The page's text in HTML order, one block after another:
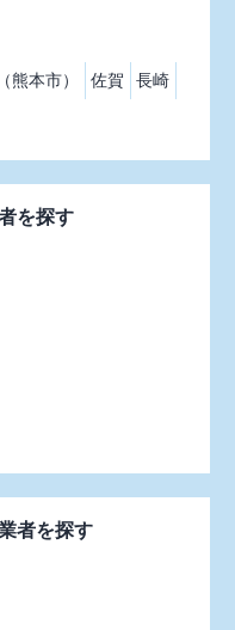
熊本市） 佐賀
長崎
を探す
者を探す